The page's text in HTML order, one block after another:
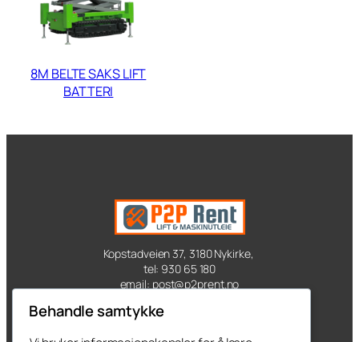
8M BELTE SAKS LIFT
BATTERI
Kopstadveien 37, 3180 Nykirke,
tel: 930 65 180
email: post@p2prent.no
Kontakt oss
Behandle samtykke